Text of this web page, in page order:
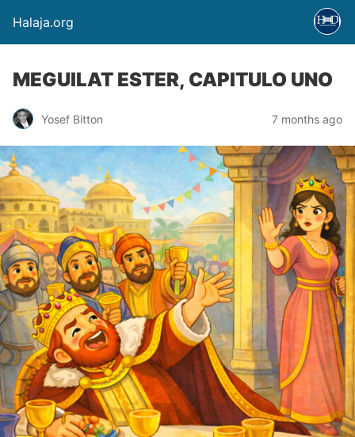
Halaja.org
MEGUILAT ESTER, CAPITULO UNO
Yosef Bitton 7 months ago